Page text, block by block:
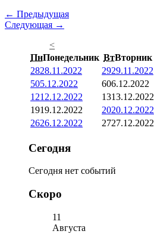
← Предыдущая
Следующая →
<
ПнПонедельник ВтВторник
2828.11.2022 2929.11.2022
505.12.2022 606.12.2022
1212.12.2022 1313.12.2022
1919.12.2022 2020.12.2022
2626.12.2022 2727.12.2022
Сегодня
Сегодня нет событий
Скоро
11
Августа